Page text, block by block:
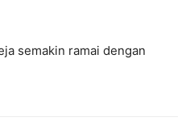
semakin ramai dengan